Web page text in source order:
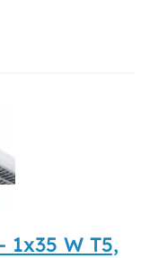
1x35 W T5,